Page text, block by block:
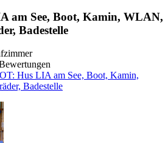
am See, Boot, Kamin, WLAN,
Badestelle
Hus LIA am See, Boot, Kamin,
Badestelle